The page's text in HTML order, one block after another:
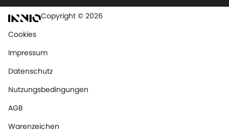
Copyright © 2026
Cookies
Impressum
Datenschutz
Nutzungsbedingungen
AGB
Warenzeichen